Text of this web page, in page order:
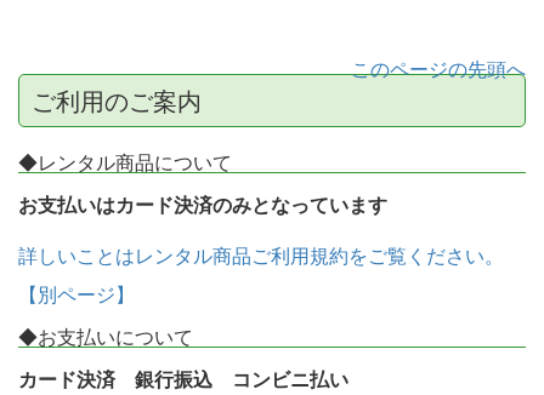
このページの先頭へ
ご利用のご案内
◆レンタル商品について
お支払いはカード決済のみとなっています
詳しいことはレンタル商品ご利用規約をご覧ください。
【別ページ】
◆お支払いについて
カード決済 銀行振込 コンビニ払い